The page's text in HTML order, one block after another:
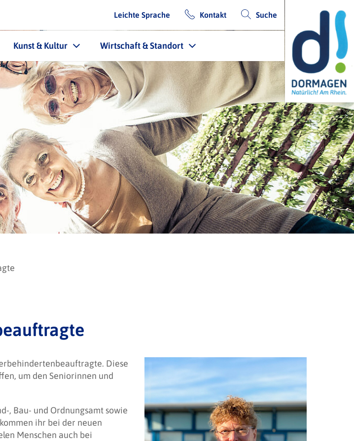
Leichte Sprache Kontakt Suche
Kunst & Kultur Wirtschaft & Standort
Diese
um den Seniorinnen und
, Bau- und Ordnungsamt sowie
ihr bei der neuen
Menschen auch bei